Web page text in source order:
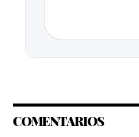
COMENTARIOS